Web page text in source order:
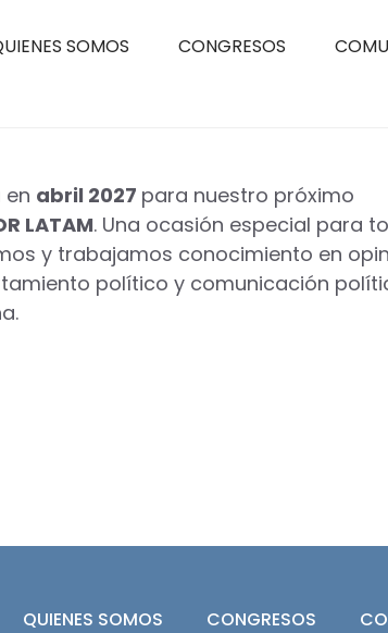
SOMOS CONGRESOS
en abril 2027 para nuestro próximo
LATAM. Una ocasión especial para
y trabajamos conocimiento en
político y comunicación
QUIENES SOMOS CONGRESOS